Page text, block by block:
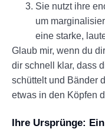
Sie nutzt ihre
um
eine starke,
Glaub mir, wenn du
dir schnell klar, dass
schüttelt und Bänder
etwas in den Köpfen
Ihre Ursprünge: